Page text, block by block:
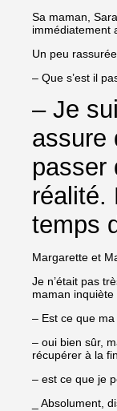
Sa maman,
immédiatement
Un peu
– Que s’est il
– Je
assure
passer
réalité.
temps
Margarette et
Je n’était pas
maman inquiète
– Est ce que
– oui bien sûr,
récupérer à la
– est ce que je
_ Absolument,